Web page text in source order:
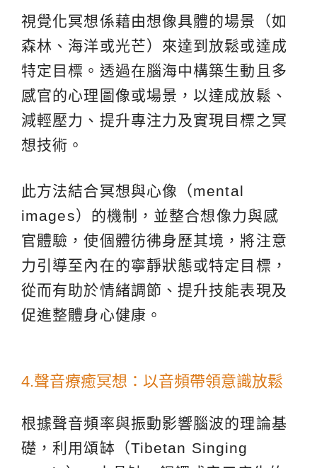
視覺化冥想係藉由想像具體的場景（如
森林、海洋或光芒）來達到放鬆或達成
特定目標。透過在腦海中構築生動且多
感官的心理圖像或場景，以達成放鬆、
減輕壓力、提升專注力及實現目標之冥
想技術。
此方法結合冥想與心像（mental
images）的機制，並整合想像力與感
官體驗，使個體彷彿身歷其境，將注意
力引導至內在的寧靜狀態或特定目標，
從而有助於情緒調節、提升技能表現及
促進整體身心健康。
4.聲音療癒冥想：以音頻帶領意識放鬆
根據聲音頻率與振動影響腦波的理論基
礎，利用頌缽（Tibetan Singing